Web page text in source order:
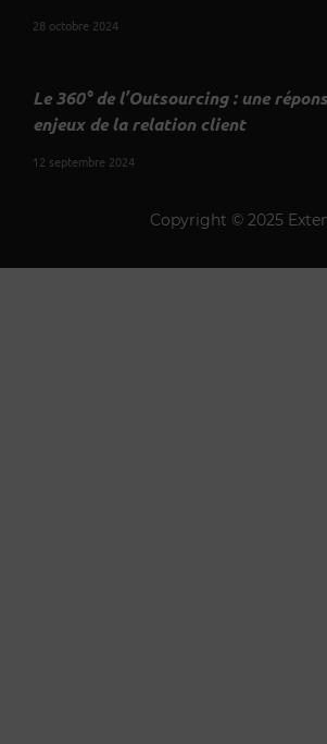
28 octobre 2024
Le 360° de l’Outsourcing : une
enjeux de la relation client
12 septembre 2024
Copyright © 2025